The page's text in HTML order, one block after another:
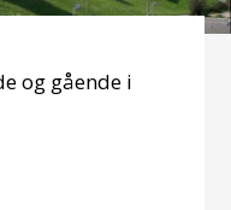
og gående i